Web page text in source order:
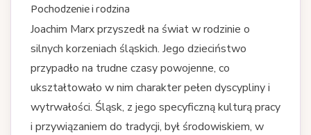
Pochodzenie i rodzina
Joachim Marx przyszedł na świat w rodzinie o
silnych korzeniach śląskich. Jego dzieciństwo
przypadło na trudne czasy powojenne, co
ukształtowało w nim charakter pełen dyscypliny i
wytrwałości. Śląsk, z jego specyficzną kulturą pracy
i przywiązaniem do tradycji, był środowiskiem, w